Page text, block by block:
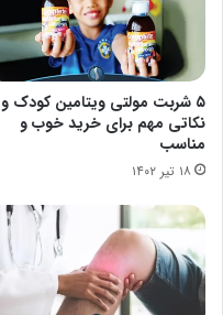
۵ شربت مولتی ویتامین کودک و
نکاتی مهم برای خرید خوب و
مناسب
۱۸ تیر ۱۴۰۲